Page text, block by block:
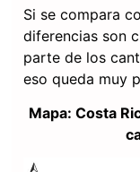
Si se compara
diferencias son
parte de los
eso queda muy
Mapa: Costa